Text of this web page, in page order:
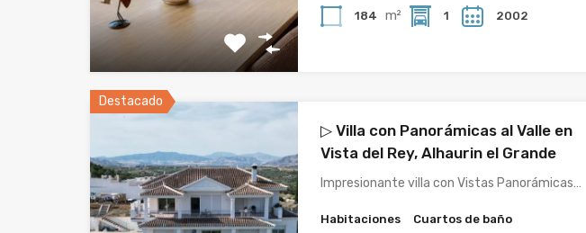
184 m² 1 2002
Destacado
▷ Villa con Panorámicas al Valle en
Vista del Rey, Alhaurin el Grande
Impresionante villa con Vistas Panorámicas…
Habitaciones Cuartos de baño